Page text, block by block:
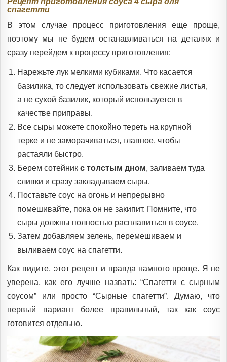
спагетти
В этом случае процесс приготовления еще проще,
поэтому мы не будем останавливаться на деталях и
сразу перейдем к процессу приготовления:
Нарежьте лук мелкими кубиками. Что касается
базилика, то следует использовать свежие листья,
а не сухой базилик, который используется в
качестве приправы.
Все сыры можете спокойно тереть на крупной
терке и не заморачиваться, главное, чтобы
растаяли быстро.
Берем сотейник с толстым дном, заливаем туда
сливки и сразу закладываем сыры.
Поставьте соус на огонь и непрерывно
помешивайте, пока он не закипит. Помните, что
сыры должны полностью расплавиться в соусе.
Затем добавляем зелень, перемешиваем и
выливаем соус на спагетти.
Как видите, этот рецепт и правда намного проще. Я не
уверена, как его лучше назвать: “Спагетти с сырным
соусом” или просто “Сырные спагетти”. Думаю, что
первый вариант более правильный, так как соус
готовится отдельно.